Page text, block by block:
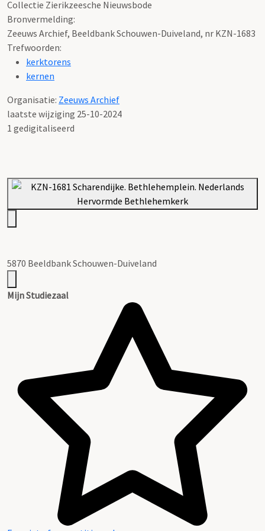
Collectie Zierikzeesche Nieuwsbode
Bronvermelding:
Zeeuws Archief, Beeldbank Schouwen-Duiveland, nr KZN-1683
Trefwoorden:
kerktorens
kernen
Organisatie: Zeeuws Archief
laatste wijziging 25-10-2024
1 gedigitaliseerd
5870 Beeldbank Schouwen-Duiveland
Mijn Studiezaal